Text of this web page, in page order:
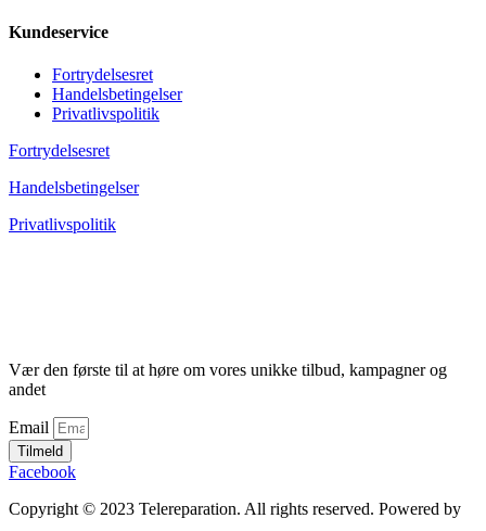
Kundeservice
Fortrydelsesret
Handelsbetingelser
Privatlivspolitik
Fortrydelsesret
Handelsbetingelser
Privatlivspolitik
Vær den første til at høre om vores unikke tilbud, kampagner og
andet
Email
Tilmeld
Facebook
Copyright © 2023 Telereparation. All rights reserved. Powered by